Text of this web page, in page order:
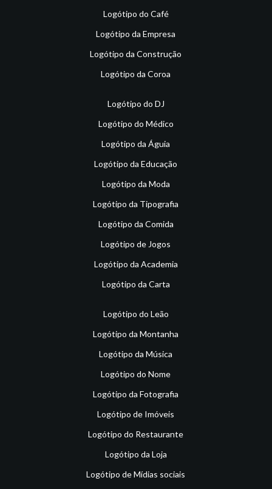
Logótipo do Café
Logótipo da Empresa
Logótipo da Construção
Logótipo da Coroa
Logótipo do DJ
Logótipo do Médico
Logótipo da Águia
Logótipo da Educação
Logótipo da Moda
Logótipo da Tipografia
Logótipo da Comida
Logótipo de Jogos
Logótipo da Academia
Logótipo da Carta
Logótipo do Leão
Logótipo da Montanha
Logótipo da Música
Logótipo do Nome
Logótipo da Fotografia
Logótipo de Imóveis
Logótipo do Restaurante
Logótipo da Loja
Logótipo de Mídias sociais